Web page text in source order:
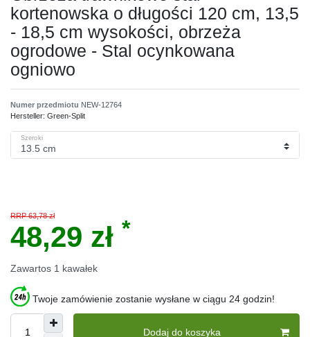
kortenowska o długości 120 cm, 13,5
- 18,5 cm wysokości, obrzeża
ogrodowe - Stal ocynkowana
ogniowo
Numer przedmiotu NEW-12764
Hersteller: Green-Split
Szeroki
RRP 63,78 zł
48,29 zł *
Zawartos 1 kawałek
Twoje zamówienie zostanie wysłane w ciągu 24 godzin!
Dodaj do koszyka